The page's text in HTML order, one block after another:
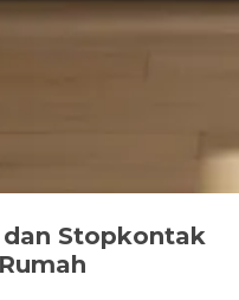
dan Stopkontak